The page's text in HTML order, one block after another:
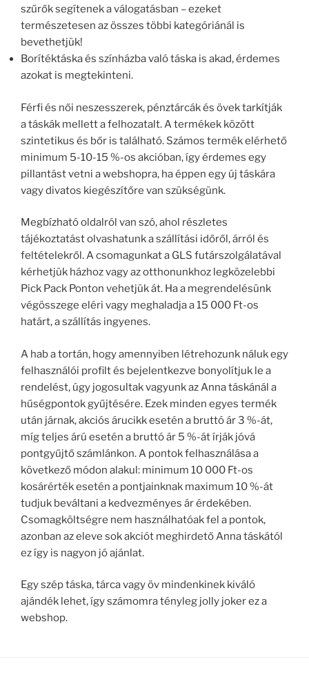
szűrők segítenek a válogatásban – ezeket
természetesen az összes többi kategóriánál is
bevethetjük!
Borítéktáska és színházba való táska is akad, érdemes
azokat is megtekinteni.
Férfi és női neszesszerek, pénztárcák és övek tarkítják
a táskák mellett a felhozatalt. A termékek között
szintetikus és bőr is található. Számos termék elérhető
minimum 5-10-15 %-os akcióban, így érdemes egy
pillantást vetni a webshopra, ha éppen egy új táskára
vagy divatos kiegészítőre van szükségünk.
Megbízható oldalról van szó, ahol részletes
tájékoztatást olvashatunk a szállítási időről, árról és
feltételekről. A csomagunkat a GLS futárszolgálatával
kérhetjük házhoz vagy az otthonunkhoz legközelebbi
Pick Pack Ponton vehetjük át. Ha a megrendelésünk
végösszege eléri vagy meghaladja a 15 000 Ft-os
határt, a szállítás ingyenes.
A hab a tortán, hogy amennyiben létrehozunk náluk egy
felhasználói profilt és bejelentkezve bonyolítjuk le a
rendelést, úgy jogosultak vagyunk az Anna táskánál a
hűségpontok gyűjtésére. Ezek minden egyes termék
után járnak, akciós árucikk esetén a bruttó ár 3 %-át,
míg teljes árú esetén a bruttó ár 5 %-át írják jóvá
pontgyűjtő számlánkon. A pontok felhasználása a
következő módon alakul: minimum 10 000 Ft-os
kosárérték esetén a pontjainknak maximum 10 %-át
tudjuk beváltani a kedvezményes ár érdekében.
Csomagköltségre nem használhatóak fel a pontok,
azonban az eleve sok akciót meghirdető Anna táskától
ez így is nagyon jó ajánlat.
Egy szép táska, tárca vagy öv mindenkinek kiváló
ajándék lehet, így számomra tényleg jolly joker ez a
webshop.